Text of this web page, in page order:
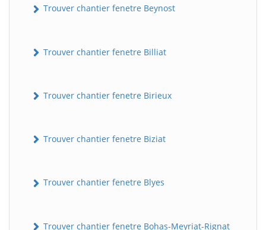
Trouver chantier fenetre Beynost
Trouver chantier fenetre Billiat
Trouver chantier fenetre Birieux
Trouver chantier fenetre Biziat
Trouver chantier fenetre Blyes
Trouver chantier fenetre Bohas-Meyriat-Rignat